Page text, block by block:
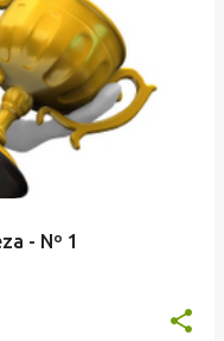
- Nº 1